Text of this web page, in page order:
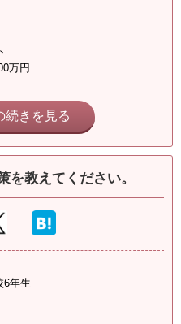
万円
続きを見る
を教えてください。
年生